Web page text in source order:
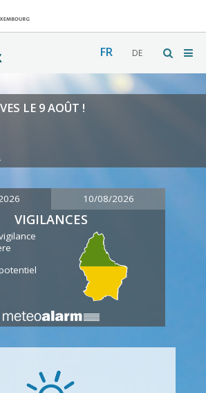
FR DE
LE 9 AOÛT !
10/08/2026
VIGILANCES